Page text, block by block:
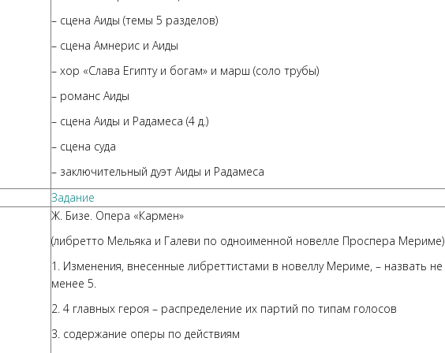
– сцена Аиды (темы 5 разделов)
– сцена Амнерис и Аиды
– хор «Слава Египту и богам» и марш (соло трубы)
– романс Аиды
– сцена Аиды и Радамеса (4 д.)
– сцена суда
– заключительный дуэт Аиды и Радамеса
Задание
Ж. Бизе. Опера «Кармен»
(либретто Мельяка и Галеви по одноименной новелле Проспера Мериме)
1. Изменения, внесенные либреттистами в новеллу Мериме, – назвать не
менее 5.
2. 4 главных героя – распределение их партий по типам голосов
3. содержание оперы по действиям